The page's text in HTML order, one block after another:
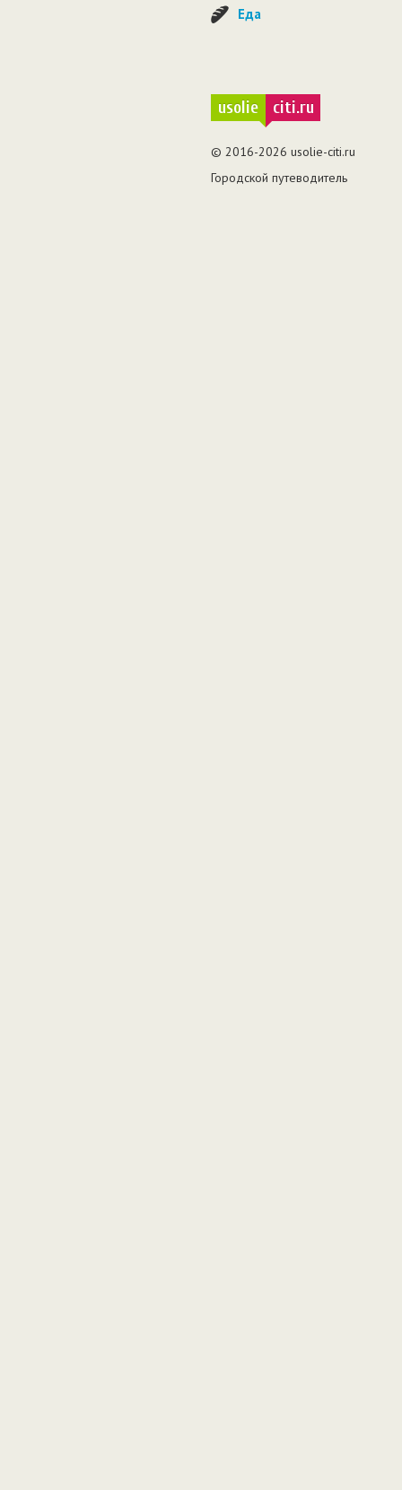
Еда
usolie citi.ru
© 2016-2026 usolie-citi.ru
Городской путеводитель